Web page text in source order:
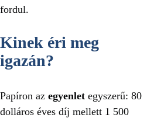
fordul.
Kinek éri meg
igazán?
Papíron az egyenlet egyszerű: 80
dolláros éves díj mellett 1 500